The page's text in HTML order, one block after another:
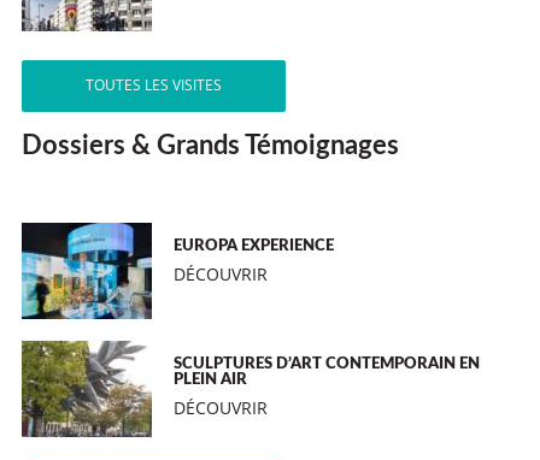
TOUTES LES VISITES
Dossiers & Grands Témoignages
EUROPA EXPERIENCE
DÉCOUVRIR
SCULPTURES D’ART CONTEMPORAIN EN
PLEIN AIR
DÉCOUVRIR